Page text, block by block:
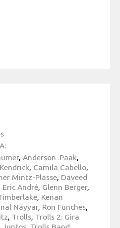
, Anderson .Paak,
, Camila Cabello,
Mintz-Plasse, Daveed
Eric André, Glenn Berger,
, Kenan
Nayyar, Ron Funches,
, Trolls, Trolls 2: Gira